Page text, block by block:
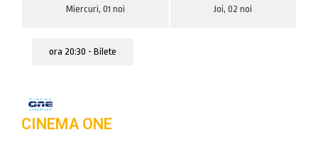
Miercuri, 01 noi Joi, 02 noi
ora 20:30 - Bilete
CINEMA ONE